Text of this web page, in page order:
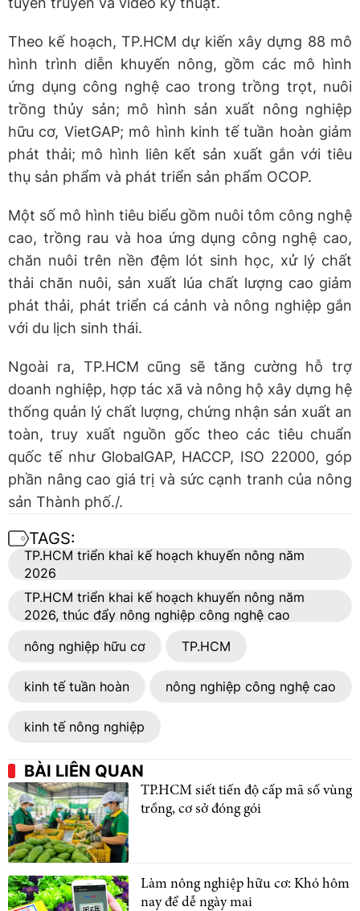
Theo kế hoạch, TP.HCM dự kiến xây dựng 88 mô
hình trình diễn khuyến nông, gồm các mô hình
ứng dụng công nghệ cao trong trồng trọt, nuôi
trồng thủy sản; mô hình sản xuất nông nghiệp
hữu cơ, VietGAP; mô hình kinh tế tuần hoàn giảm
phát thải; mô hình liên kết sản xuất gắn với tiêu
thụ sản phẩm và phát triển sản phẩm OCOP.
Một số mô hình tiêu biểu gồm nuôi tôm công nghệ
cao, trồng rau và hoa ứng dụng công nghệ cao,
chăn nuôi trên nền đệm lót sinh học, xử lý chất
thải chăn nuôi, sản xuất lúa chất lượng cao giảm
phát thải, phát triển cá cảnh và nông nghiệp gắn
với du lịch sinh thái.
Ngoài ra, TP.HCM cũng sẽ tăng cường hỗ trợ
doanh nghiệp, hợp tác xã và nông hộ xây dựng hệ
thống quản lý chất lượng, chứng nhận sản xuất an
toàn, truy xuất nguồn gốc theo các tiêu chuẩn
quốc tế như GlobalGAP, HACCP, ISO 22000, góp
phần nâng cao giá trị và sức cạnh tranh của nông
sản Thành phố./.
TAGS:
TP.HCM triển khai kế hoạch khuyến nông năm
2026
TP.HCM triển khai kế hoạch khuyến nông năm
2026, thúc đẩy nông nghiệp công nghệ cao
nông nghiệp hữu cơ
TP.HCM
kinh tế tuần hoàn nông nghiệp công nghệ cao
kinh tế nông nghiệp
BÀI LIÊN QUAN
TP.HCM siết tiến độ cấp mã số vùng
trồng, cơ sở đóng gói
Làm nông nghiệp hữu cơ: Khó hôm
nay để dễ ngày mai